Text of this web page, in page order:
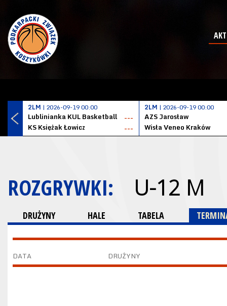
2LM | 2026-09-19 00:00
Lublinianka KUL Basketball
---
KS Księżak Łowicz
---
2LM | 2026-09-19 00:00
AZS Jarosław
Wisła Veneo Kraków
ROZGRYWKI: U-12 M
DRUŻYNY HALE TABELA
DATA DRUŻYNY